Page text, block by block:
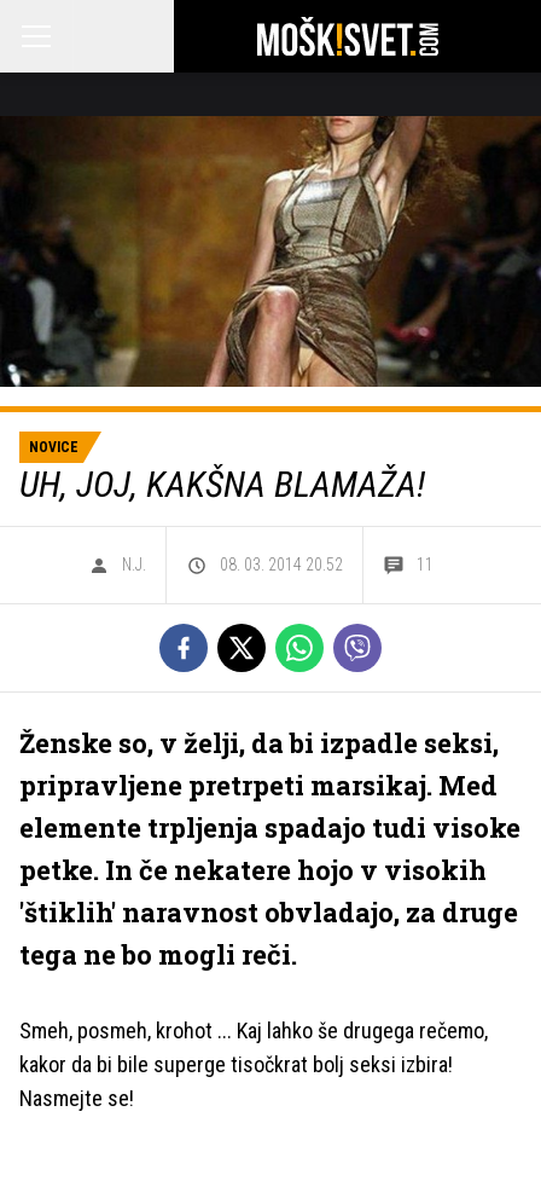
NOVICE
UH, JOJ, KAKŠNA BLAMAŽA!
N.J. 08. 03. 2014 20.52 11
Ženske so, v želji, da bi izpadle seksi,
pripravljene pretrpeti marsikaj. Med
elemente trpljenja spadajo tudi visoke
petke. In če nekatere hojo v visokih
'štiklih' naravnost obvladajo, za druge
tega ne bo mogli reči.
Smeh, posmeh, krohot ... Kaj lahko še drugega rečemo,
kakor da bi bile superge tisočkrat bolj seksi izbira!
Nasmejte se!